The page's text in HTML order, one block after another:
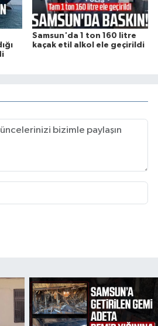
Samsun'da 1 ton 160 litre
kaçak etil alkol ele geçirildi